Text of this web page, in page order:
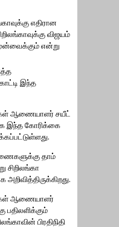
எதிரான
விஜயம்
என்று
இந்த
ஆணையாளர் சயீட்
இந்த கோரிக்கை
தாம்
ஆணையாளர்
பதிலளிக்கும்
பிரதிநிதி